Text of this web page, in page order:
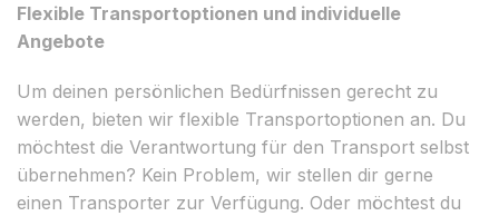
Flexible Transportoptionen und individuelle
Angebote
Um deinen persönlichen Bedürfnissen gerecht zu
werden, bieten wir flexible Transportoptionen an. Du
möchtest die Verantwortung für den Transport selbst
übernehmen? Kein Problem, wir stellen dir gerne
einen Transporter zur Verfügung. Oder möchtest du